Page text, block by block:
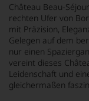
Château Beau-
rechten Ufer von
mit Präzision,
Gelegen auf dem
nur einen
vereint dieses
Leidenschaft und
gleichermaßen